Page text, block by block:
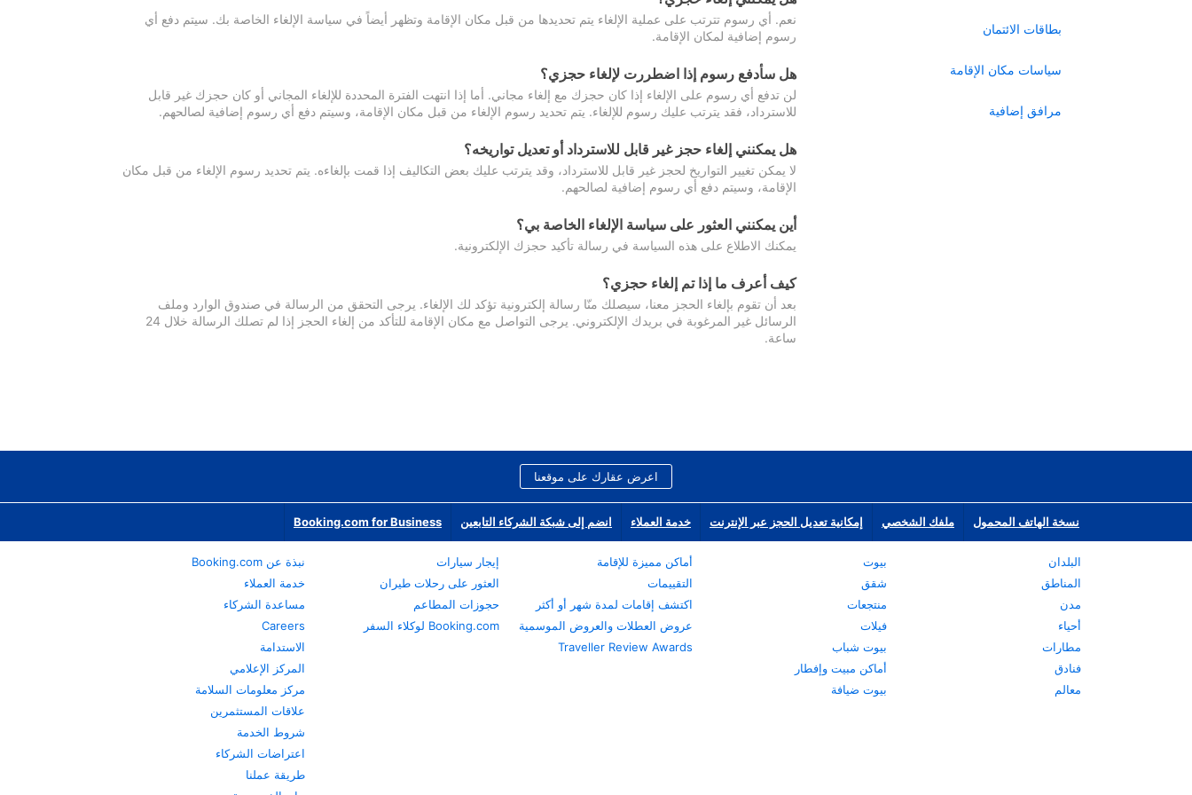
بطاقات الائتمان
سياسات مكان الإقامة
مرافق إضافية
نعم. أي رسوم تترتب على عملية الإلغاء يتم تحديدها من قبل مكان الإقامة وتظهر أيضاً في سياسة الإلغاء الخاصة بك. سيتم دفع أي
رسوم إضافية لمكان الإقامة.
هل سأدفع رسوم إذا اضطررت لإلغاء حجزي؟
لن تدفع أي رسوم على الإلغاء إذا كان حجزك مع إلغاء مجاني. أما إذا انتهت الفترة المحددة للإلغاء المجاني أو كان حجزك غير قابل
للاسترداد، فقد يترتب عليك رسوم للإلغاء. يتم تحديد رسوم الإلغاء من قبل مكان الإقامة، وسيتم دفع أي رسوم إضافية لصالحهم.
هل يمكنني إلغاء حجز غير قابل للاسترداد أو تعديل تواريخه؟
لا يمكن تغيير التواريخ لحجز غير قابل للاسترداد، وقد يترتب عليك بعض التكاليف إذا قمت بإلغاءه. يتم تحديد رسوم الإلغاء من قبل مكان
الإقامة، وسيتم دفع أي رسوم إضافية لصالحهم.
أين يمكنني العثور على سياسة الإلغاء الخاصة بي؟
يمكنك الاطلاع على هذه السياسة في رسالة تأكيد حجزك الإلكترونية.
كيف أعرف ما إذا تم إلغاء حجزي؟
بعد أن تقوم بإلغاء الحجز معنا، سيصلك منّا رسالة إلكترونية تؤكد لك الإلغاء. يرجى التحقق من الرسالة في صندوق الوارد وملف
الرسائل غير المرغوبة في بريدك الإلكتروني. يرجى التواصل مع مكان الإقامة للتأكد من إلغاء الحجز إذا لم تصلك الرسالة خلال 24
ساعة.
اعرض عقارك على موقعنا
نسخة الهاتف المحمول ملفك الشخصي إمكانية تعديل الحجز عبر الإنترنت خدمة العملاء انضم إلى شبكة الشركاء التابعين Booking.com for Business
البلدان
المناطق
مدن
أحياء
مطارات
فنادق
معالم
بيوت
شقق
منتجعات
فيلات
بيوت شباب
أماكن مبيت وإفطار
بيوت ضيافة
أماكن مميزة للإقامة
التقييمات
اكتشف إقامات لمدة شهر أو أكثر
عروض العطلات والعروض الموسمية
Traveller Review Awards
إيجار سيارات
العثور على رحلات طيران
حجوزات المطاعم
Booking.com لوكلاء السفر
نبذة عن Booking.com
خدمة العملاء
مساعدة الشركاء
Careers
الاستدامة
المركز الإعلامي
مركز معلومات السلامة
علاقات المستثمرين
شروط الخدمة
اعتراضات الشركاء
طريقة عملنا